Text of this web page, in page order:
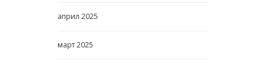
април 2025
март2025